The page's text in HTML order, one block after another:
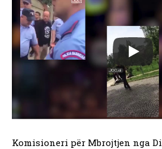
Komisioneri për Mbrojtjen nga